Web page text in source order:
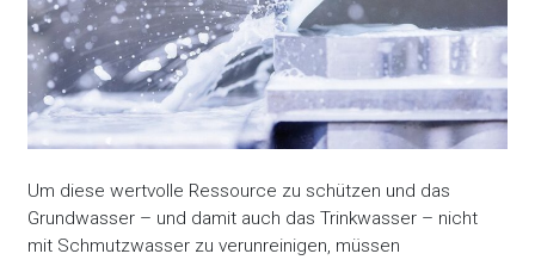
Um diese wertvolle Ressource zu schützen und das
Grundwasser – und damit auch das Trinkwasser – nicht
mit Schmutzwasser zu verunreinigen, müssen